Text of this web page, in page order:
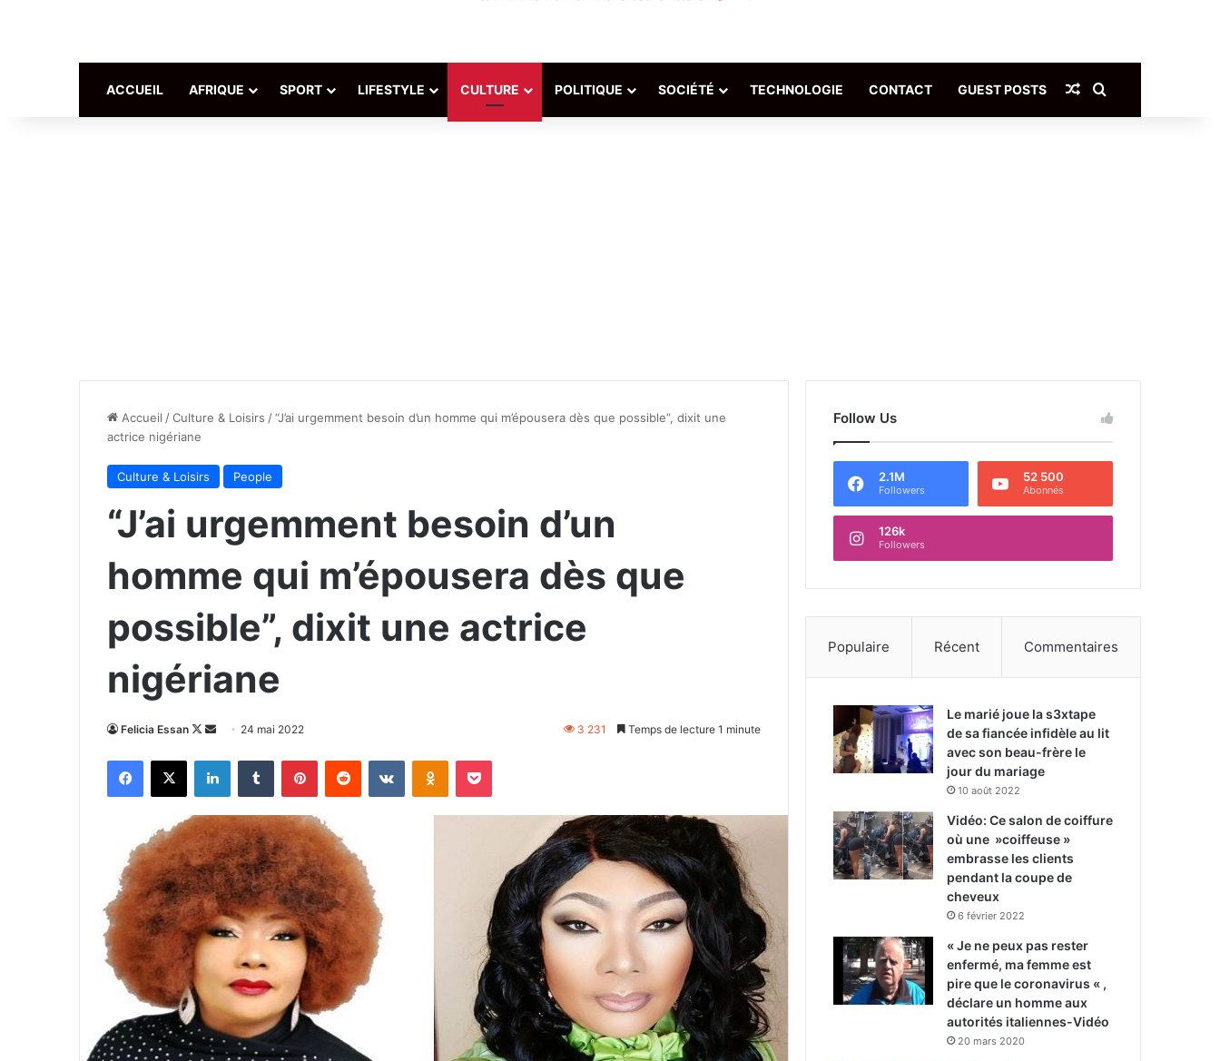
ACCUEIL AFRIQUE SPORT LIFESTYLE CULTURE POLITIQUE SOCIÉTÉ TECHNOLOGIE CONTACT GUEST POSTS Article Aléatoire
Accueil /Culture & Loisirs /“J’ai urgemment besoin d’un homme qui m’épousera dès que possible”, dixit une
actrice nigériane
Culture & Loisirs People
“J’ai urgemment besoin d’un
homme qui m’épousera dès que
possible”, dixit une actrice
nigériane
Felicia Essan
Follow
X
Envoyer24 mai 2022 3 231 Temps de lecture 1 minute
Facebook
X LinkedinTumblr PinterestReddit VKontakteOdnoklassniki
Pocket
Follow Us
2.1M
Followers
52 500
Abonnés
126k
Followers
Populaire Récent Commentaires
Le marié joue la s3xtape
de sa fiancée infidèle au lit
avec son beau-frère le
jour du mariage
10 août 2022
Vidéo: Ce salon de coiffure
où une »coiffeuse »
embrasse les clients
pendant la coupe de
cheveux
6 février 2022
« Je ne peux pas rester
enfermé, ma femme est
pire que le coronavirus « ,
déclare un homme aux
autorités italiennes-Vidéo
20 mars 2020